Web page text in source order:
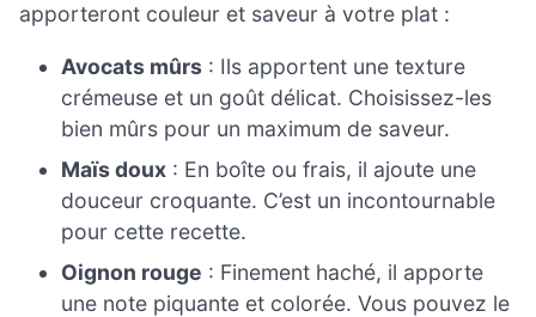
apporteront couleur et saveur à votre plat :
Avocats mûrs : Ils apportent une texture
crémeuse et un goût délicat. Choisissez-les
bien mûrs pour un maximum de saveur.
Maïs doux : En boîte ou frais, il ajoute une
douceur croquante. C’est un incontournable
pour cette recette.
Oignon rouge : Finement haché, il apporte
une note piquante et colorée. Vous pouvez le